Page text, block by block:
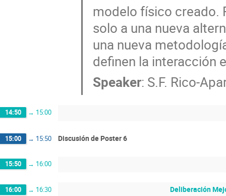
modelo físico creado.
solo a una nueva
una nueva
definen la interacción
Speaker: S.F. Rico-
14:50 → 15:00
15:00 → 15:50 Discusión de Poster 6
15:50 → 16:00
16:00 → 16:30 Deliberación